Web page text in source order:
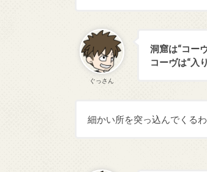
ぐっさん
洞窟は“コー
コーヴは“入
細かい所を突っ込んでくる